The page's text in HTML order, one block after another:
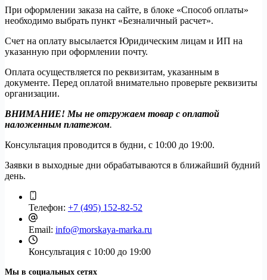
При оформлении заказа на сайте, в блоке «Способ оплаты»
необходимо выбрать пункт «Безналичный расчет».
Счет на оплату высылается Юридическим лицам и ИП на
указанную при оформлении почту.
Оплата осуществляется по реквизитам, указанным в
документе. Перед оплатой внимательно проверьте реквизиты
организации.
ВНИМАНИЕ! Мы не отгружаем товар с оплатой
наложенным платежом.
Консультация проводится в будни, с 10:00 до 19:00.
Заявки в выходные дни обрабатываются в ближайший будний
день.
Телефон: +7 (495) 152-82-52
Email: info@morskaya-marka.ru
Консультация с 10:00 до 19:00
Мы в социальных сетях